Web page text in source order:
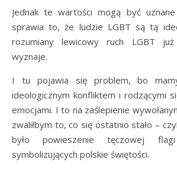
Jednak te wartości mogą być
sprawia to, że ludzie LGBT są tą
rozumiany lewicowy ruch LGBT
wyznaje.
I tu pojawia się problem, bo
ideologicznym konfliktem i rodzącymi
emocjami. I to na zaślepienie
zwaliłbym to, co się ostatnio stało –
było powieszenie tęczowej
symbolizujących polskie świętości.